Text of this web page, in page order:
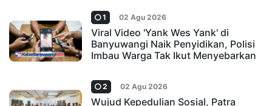
1 02 Agu 2026
Viral Video 'Yank Wes Yank' di
Banyuwangi Naik Penyidikan, Polisi
Imbau Warga Tak Ikut Menyebarkan
2 02 Agu 2026
Wujud Kepedulian Sosial, Patra